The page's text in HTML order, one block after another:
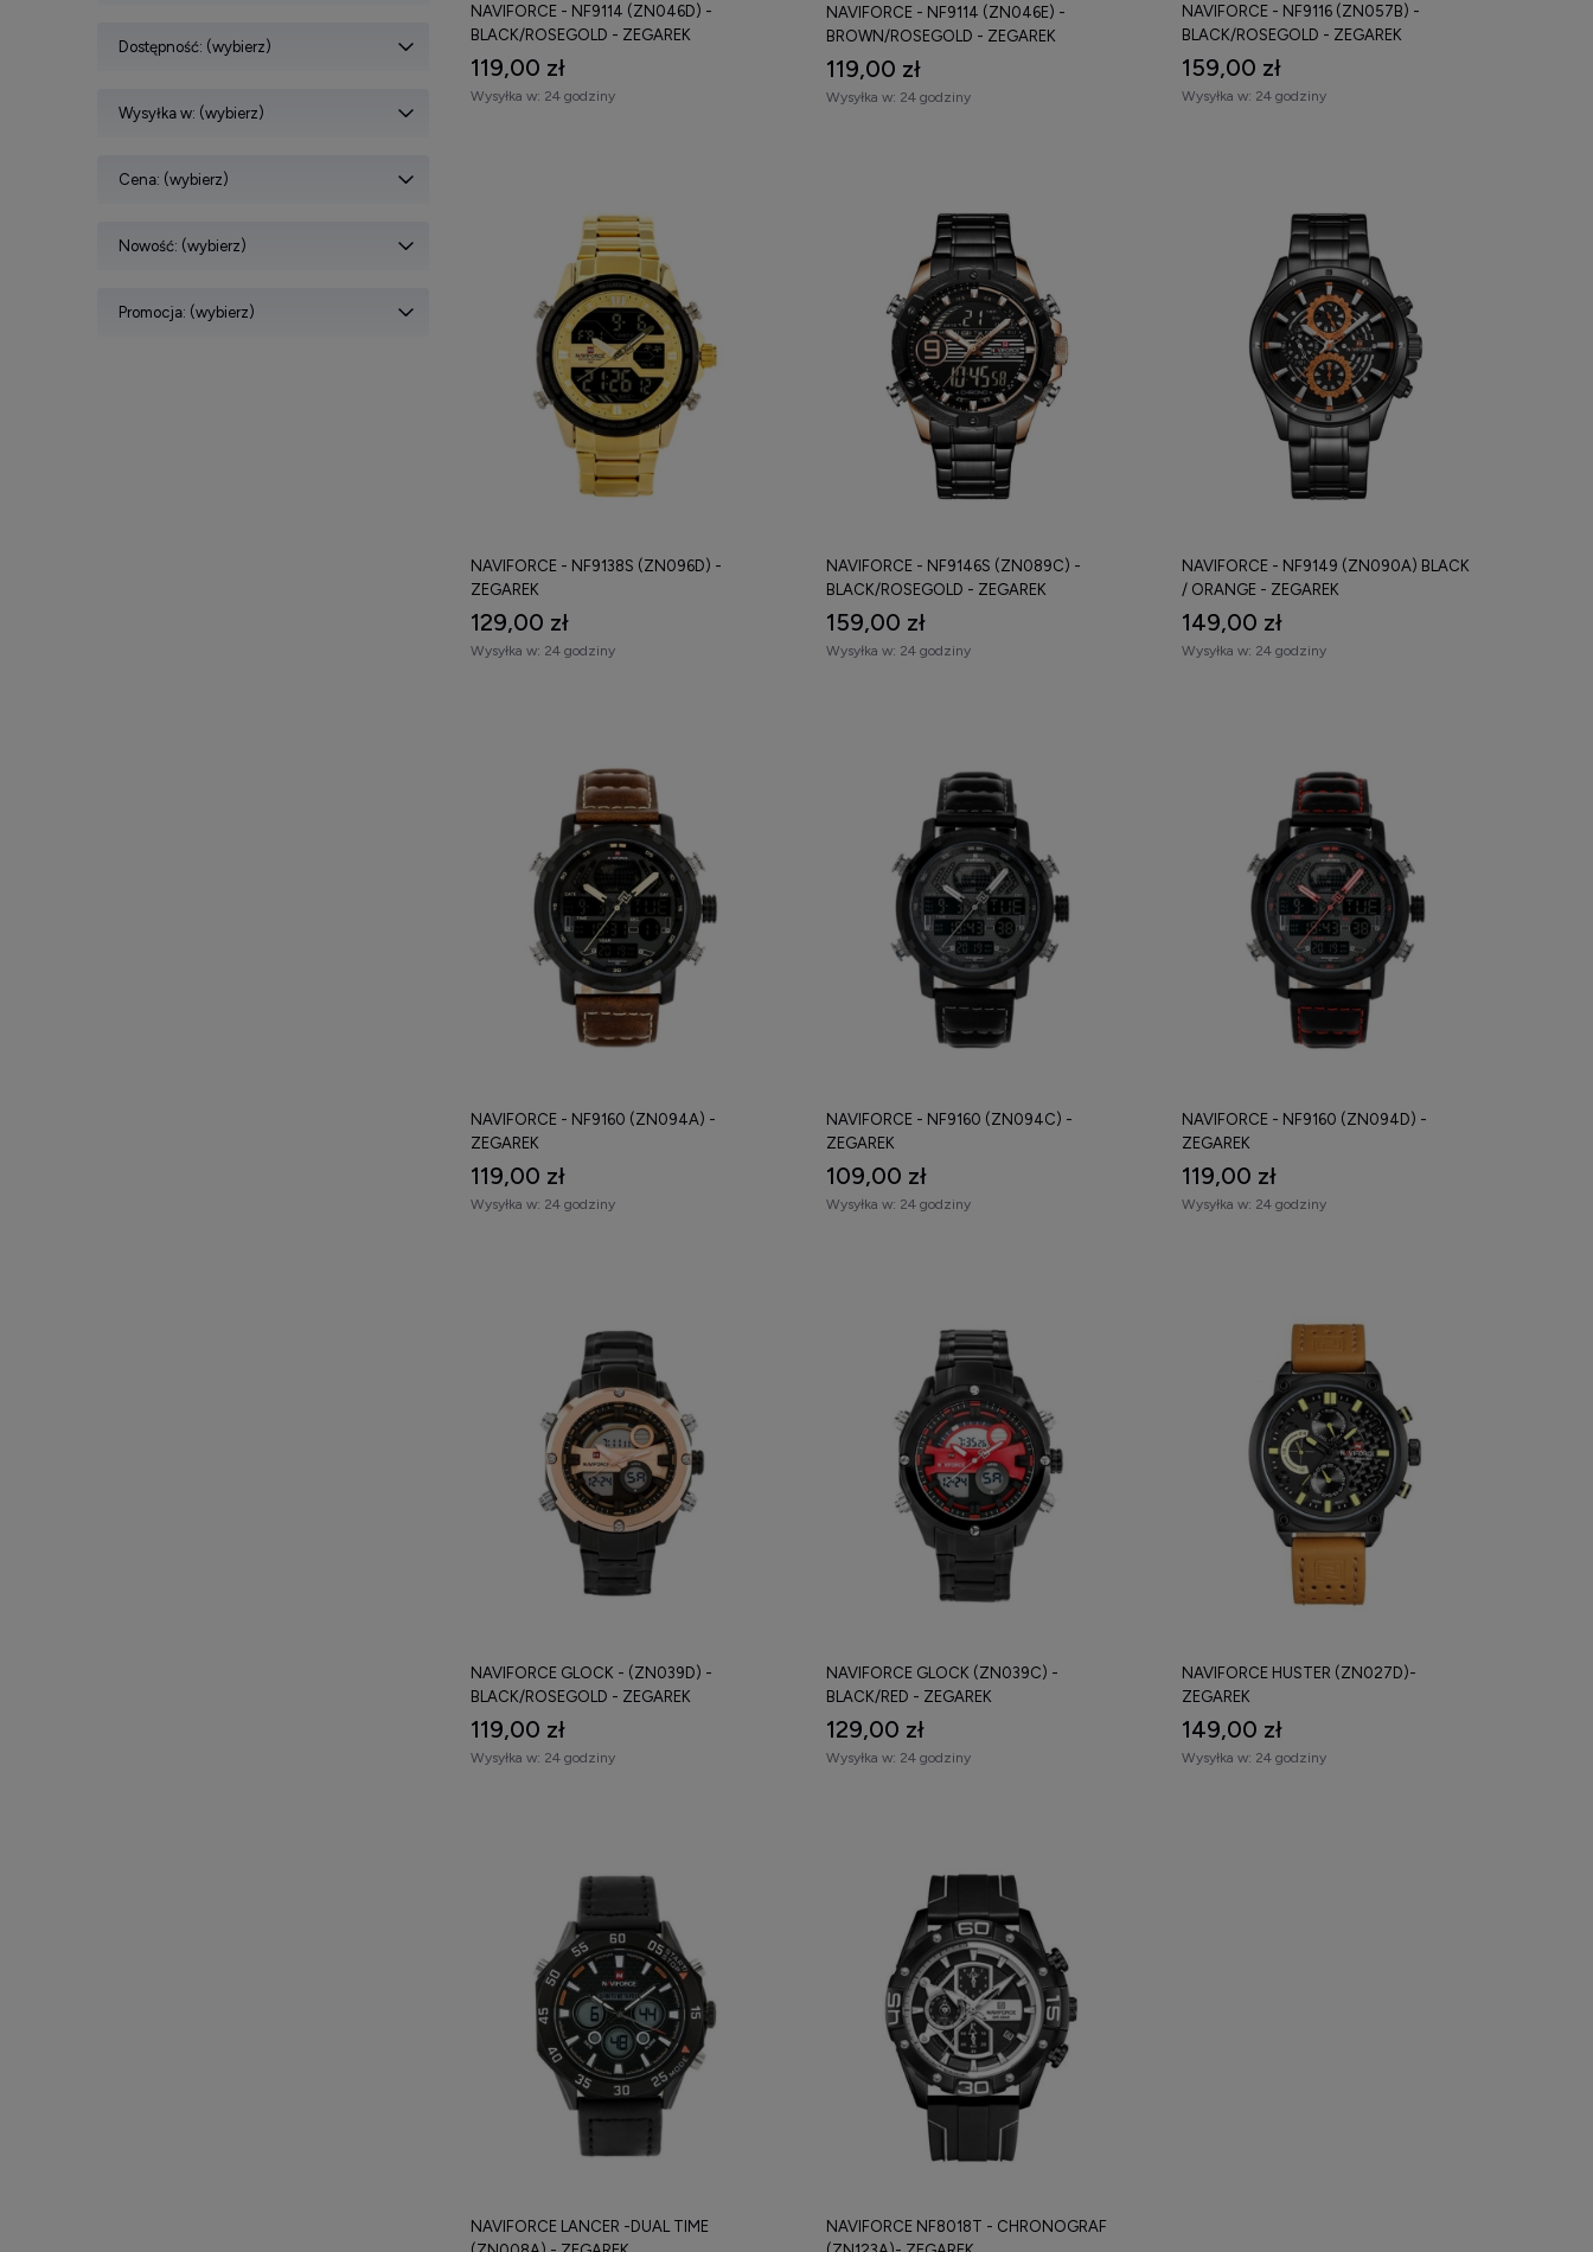
Dostępność: (wybierz)
Wysyłka w: (wybierz)
Cena: (wybierz)
Nowość: (wybierz)
Promocja: (wybierz)
NAVIFORCE - NF9114 (ZN046D) -
BLACK/ROSEGOLD - ZEGAREK
119,00 zł
Wysyłka w: 24 godziny
NAVIFORCE - NF9114 (ZN046E) -
BROWN/ROSEGOLD - ZEGAREK
119,00 zł
Wysyłka w: 24 godziny
NAVIFORCE - NF9116 (ZN057B) -
BLACK/ROSEGOLD - ZEGAREK
159,00 zł
Wysyłka w: 24 godziny
NAVIFORCE - NF9138S (ZN096D) -
ZEGAREK
129,00 zł
Wysyłka w: 24 godziny
NAVIFORCE - NF9146S (ZN089C) -
BLACK/ROSEGOLD - ZEGAREK
159,00 zł
Wysyłka w: 24 godziny
NAVIFORCE - NF9149 (ZN090A) BLACK
/ ORANGE - ZEGAREK
149,00 zł
Wysyłka w: 24 godziny
NAVIFORCE - NF9160 (ZN094A) -
ZEGAREK
119,00 zł
Wysyłka w: 24 godziny
NAVIFORCE - NF9160 (ZN094C) -
ZEGAREK
109,00 zł
Wysyłka w: 24 godziny
NAVIFORCE - NF9160 (ZN094D) -
ZEGAREK
119,00 zł
Wysyłka w: 24 godziny
NAVIFORCE GLOCK - (ZN039D) -
BLACK/ROSEGOLD - ZEGAREK
119,00 zł
Wysyłka w: 24 godziny
NAVIFORCE GLOCK (ZN039C) -
BLACK/RED - ZEGAREK
129,00 zł
Wysyłka w: 24 godziny
NAVIFORCE HUSTER (ZN027D)-
ZEGAREK
149,00 zł
Wysyłka w: 24 godziny
NAVIFORCE LANCER -DUAL TIME
NAVIFORCE NF8018T - CHRONOGRAF